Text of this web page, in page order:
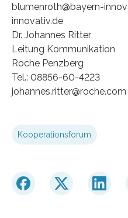
blumenroth@bayern-
innovativ.de
Dr. Johannes Ritter
Leitung Kommunikation
Roche Penzberg
Tel.: 08856-60-4223
johannes.ritter@roche.com
Kooperationsforum